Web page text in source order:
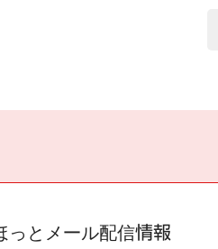
っとメール配信情報